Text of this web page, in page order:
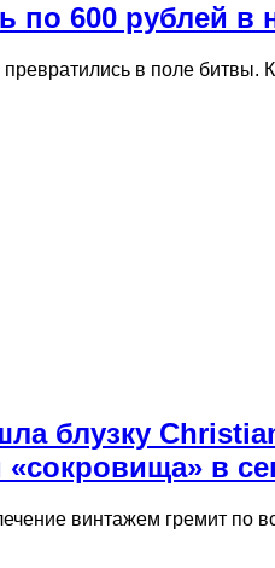
по 600 рублей в
в поле
блузку
в
винтажем гремит по